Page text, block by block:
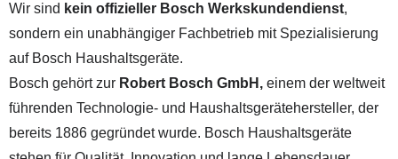
Wir sind kein offizieller Bosch Werkskundendienst,
sondern ein unabhängiger Fachbetrieb mit Spezialisierung
auf Bosch Haushaltsgeräte.
Bosch gehört zur Robert Bosch GmbH, einem der weltweit
führenden Technologie- und Haushaltsgerätehersteller, der
bereits 1886 gegründet wurde. Bosch Haushaltsgeräte